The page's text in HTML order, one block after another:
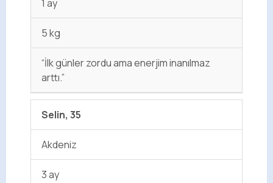
1 ay
5 kg
“İlk günler zordu ama enerjim inanılmaz
arttı.”
Selin, 35
Akdeniz
3 ay